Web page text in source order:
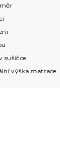
sušičce
výška matrace